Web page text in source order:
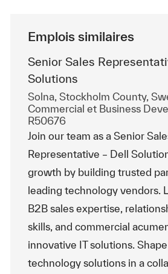
Emplois similaires
Senior Sales
Solutions
Emplacement
Solna, Stockholm County,
Catégorie
Commercial et Business
R50676
Join our team as a Senior
Representative – Dell
growth by building trusted
leading technology vendors.
B2B sales expertise,
skills, and commercial
innovative IT solutions.
technology solutions in a